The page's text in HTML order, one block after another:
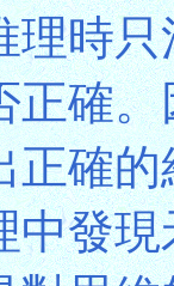
理時
正確
正確
中發